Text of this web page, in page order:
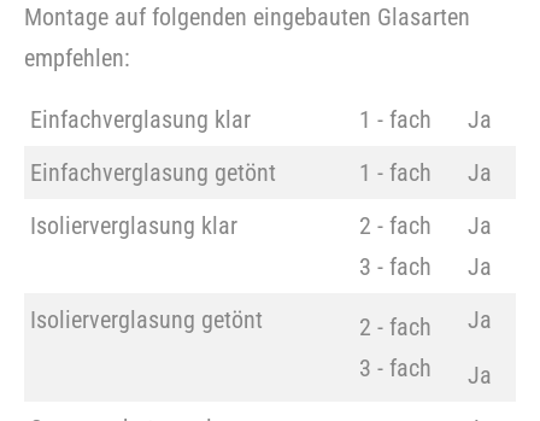
Montage auf folgenden eingebauten Glasarten
empfehlen:
Einfachverglasung klar 1 - fach
Ja
Einfachverglasung getönt
1 - fach
Ja
Isolierverglasung klar
2 - fach
3 - fach
Ja
Ja
Isolierverglasung getönt
2 - fach
3 - fach
Ja
Ja